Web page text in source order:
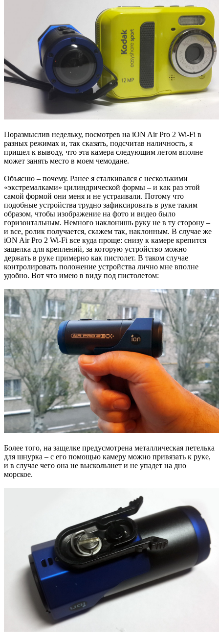
Поразмыслив недельку, посмотрев на iON Air Pro 2 Wi-Fi в
разных режимах и, так сказать, подсчитав наличность, я
пришел к выводу, что эта камера следующим летом вполне
может занять место в моем чемодане.
Объясню – почему. Ранее я сталкивался с несколькими
«экстремалками» цилиндрической формы – и как раз этой
самой формой они меня и не устраивали. Потому что
подобные устройства трудно зафиксировать в руке таким
образом, чтобы изображение на фото и видео было
горизонтальным. Немного наклонишь руку не в ту сторону –
и все, ролик получается, скажем так, наклонным. В случае же
iON Air Pro 2 Wi-Fi все куда проще: снизу к камере крепится
защелка для креплений, за которую устройство можно
держать в руке примерно как пистолет. В таком случае
контролировать положение устройства лично мне вполне
удобно. Вот что имею в виду под пистолетом:
Более того, на защелке предусмотрена металлическая петелька
для шнурка – с его помощью камеру можно привязать к руке,
и в случае чего она не выскользнет и не упадет на дно
морское.